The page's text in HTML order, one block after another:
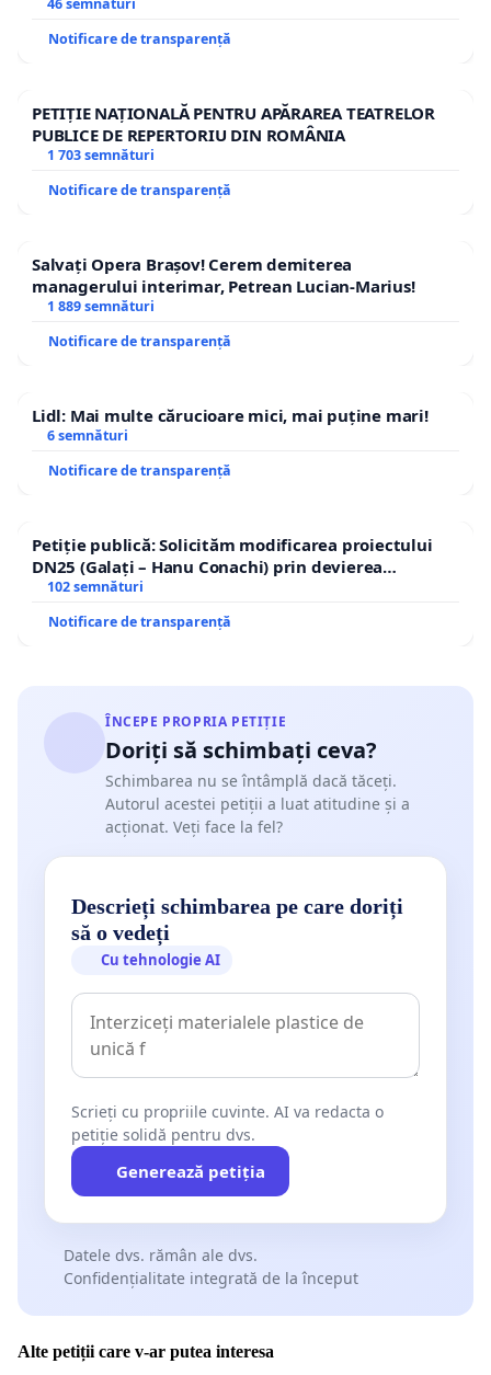
Notificare de transparență
PETIȚIE NAȚIONALĂ PENTRU APĂRAREA TEATRELOR
PUBLICE DE REPERTORIU DIN ROMÂNIA
1 703 semnături
Notificare de transparență
Salvați Opera Brașov! Cerem demiterea
managerului interimar, Petrean Lucian-Marius!
1 889 semnături
Notificare de transparență
Lidl: Mai multe cărucioare mici, mai puține mari!
6 semnături
Notificare de transparență
Petiție publică: Solicităm modificarea proiectului
DN25 (Galați – Hanu Conachi) prin devierea
traseului în afara localităților!
102 semnături
Notificare de transparență
ÎNCEPE PROPRIA PETIȚIE
Doriți să schimbați ceva?
Schimbarea nu se întâmplă dacă tăceți.
Autorul acestei petiții a luat atitudine și a
acționat. Veți face la fel?
Descrieți schimbarea pe care doriți
să o vedeți
Cu tehnologie AI
Scrieți cu propriile cuvinte. AI va redacta o
petiție solidă pentru dvs.
Generează petiția
Datele dvs. rămân ale dvs.
Confidențialitate integrată de la început
Alte petiții care v-ar putea interesa